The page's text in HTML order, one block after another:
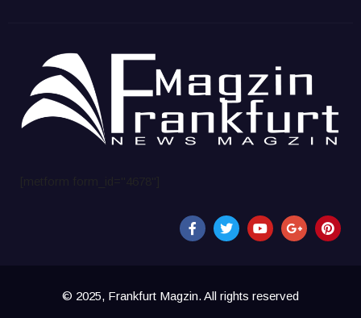
© 2025, Frankfurt Magzin. All rights reserved